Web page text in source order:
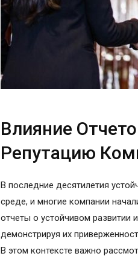
Влияние
Репутацию
В последние десятилетия
среде, и многие компании
отчеты о устойчивом развитии
демонстрируя их
В этом контексте важно